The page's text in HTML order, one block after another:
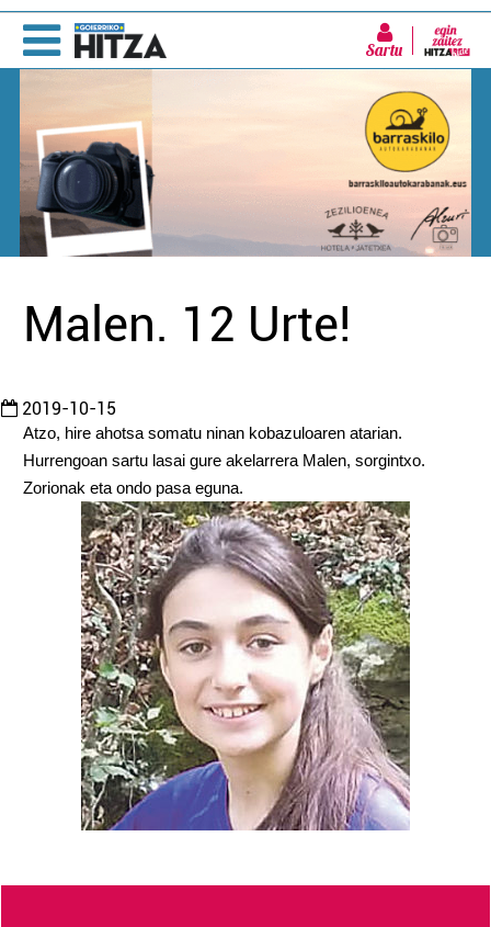
Sartu
Malen. 12 Urte!
2019-10-15
Atzo, hire ahotsa somatu ninan kobazuloaren atarian.
Hurrengoan sartu lasaigure akelarrera Malen, sorgintxo.
Zorionak eta ondo pasa eguna.